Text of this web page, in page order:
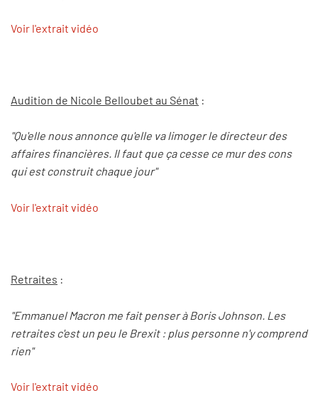
Voir l'extrait vidéo
Audition de Nicole Belloubet au Sénat :
"Qu'elle nous annonce qu'elle va limoger le directeur des
affaires financières. Il faut que ça cesse ce mur des cons
qui est construit chaque jour"
Voir l'extrait vidéo
Retraites :
"Emmanuel Macron me fait penser à Boris Johnson. Les
retraites c'est un peu le Brexit : plus personne n'y comprend
rien"
Voir l'extrait vidéo